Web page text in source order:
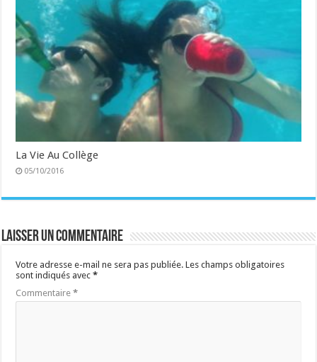
La Vie Au Collège
05/10/2016
Laisser un commentaire
Votre adresse e-mail ne sera pas publiée. Les champs obligatoires
sont indiqués avec*
Commentaire*